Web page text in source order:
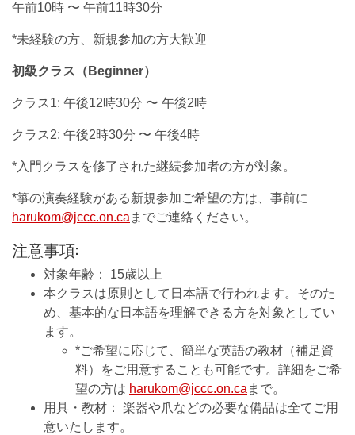
午前10時 〜 午前11時30分
*未経験の方、新規参加の方大歓迎
初級クラス（Beginner）
クラス1: 午後12時30分 〜 午後2時
クラス2: 午後2時30分 〜 午後4時
*入門クラスを修了された継続参加者の方が対象。
*箏の演奏経験がある新規参加ご希望の方は、事前に
harukom@jccc.on.caまでご連絡ください。
注意事項:
対象年齢： 15歳以上
本クラスは原則として日本語で行われます。そのた
め、基本的な日本語を理解できる方を対象としてい
ます。
*ご希望に応じて、簡単な英語の教材（補足資
料）をご用意することも可能です。詳細をご希
望の方は harukom@jccc.on.caまで。
用具・教材： 楽器や爪などの必要な備品は全てご用
意いたします。